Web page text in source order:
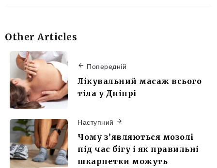
Other Articles
Попередній
Лікувальний масаж всього
тіла у Дніпрі
Наступний
Чому з’являються мозолі
під час бігу і як правильні
шкарпетки можуть